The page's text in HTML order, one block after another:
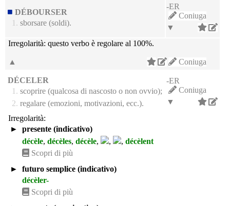
DÉBOURSER
1. sborsare (soldi).
-ER
Coniuga
▼
Irregolarità: questo verbo è regolare al 100%.
Coniuga
▲
DÉCELER
1. scoprire (qualcosa di nascosto o non ovvio);
2. regalare (emozioni, motivazioni, ecc.).
-ER
Coniuga
▼
Irregolarità:
►
presente (indicativo)
décèle, décèles, décèle, , , décèlent
Scopri di più
►
futuro semplice (indicativo)
décèler-
Scopri di più